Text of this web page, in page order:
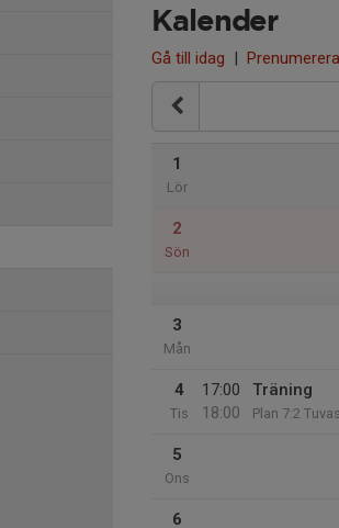
Kalender
Gå till idag | Prenumerera
1
Lör
2
Sön
3
Mån
4
Tis
17:00
18:00
Träning
Plan 7:2
5
Ons
6